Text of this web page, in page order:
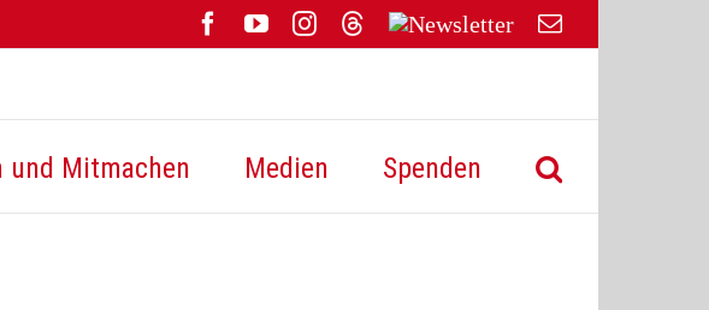
Facebook
YouTubeInstagram
Threads
Newsletter
E-
Mail
und Mitmachen Medien Spenden